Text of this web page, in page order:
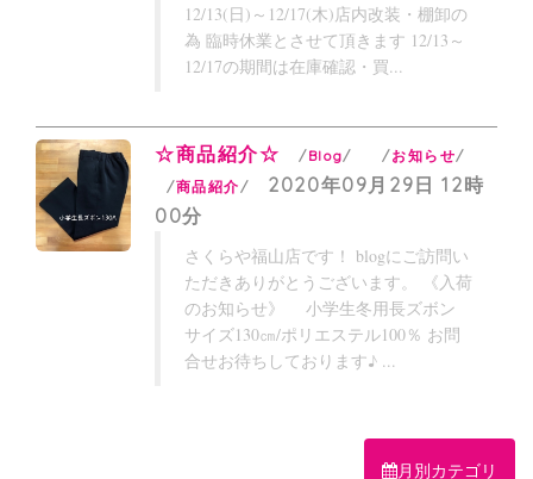
12/13(日)～12/17(木)店内改装・棚卸の
為 臨時休業とさせて頂きます 12/13～
12/17の期間は在庫確認・買...
☆商品紹介☆ Blog
お知らせ
商品紹介
2020年09月29日 12時
00分
さくらや福山店です！ blogにご訪問い
ただきありがとうございます。 《入荷
のお知らせ》 小学生冬用長ズボン
サイズ130㎝/ポリエステル100％ お問
合せお待ちしております♪ ...
月別カテゴリ